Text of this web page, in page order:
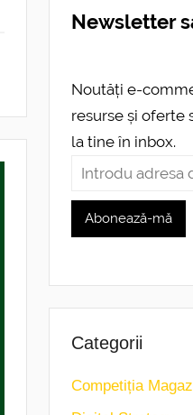
Newsletter
Noutăți e-
resurse și oferte
la tine în inbox.
Categorii
Competiția